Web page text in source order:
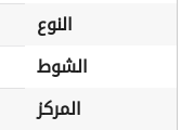
النوع
الشوط
المركز